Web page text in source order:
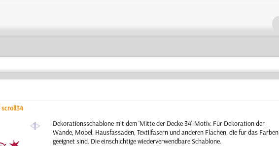
scroll34
a
Dekorationsschablone mit dem 'Mitte der Decke 34'-Motiv. Für Dekoration der
Wände, Möbel, Hausfassaden, Textilfasern und anderen Flächen, die für das Färben
geeignet sind. Die einschichtige wiederverwendbare Schablone.